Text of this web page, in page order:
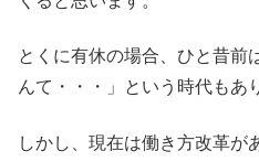
とくに有休の場合、ひと昔前
んて・・・」という時代もあ
しかし、現在は働き方改革が